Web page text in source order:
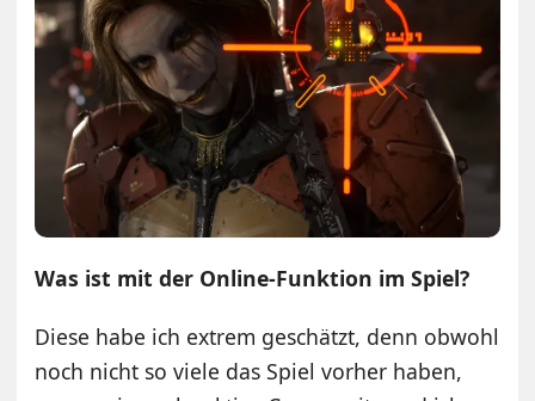
Was ist mit der Online-Funktion im Spiel?
Diese habe ich extrem geschätzt, denn obwohl
noch nicht so viele das Spiel vorher haben,